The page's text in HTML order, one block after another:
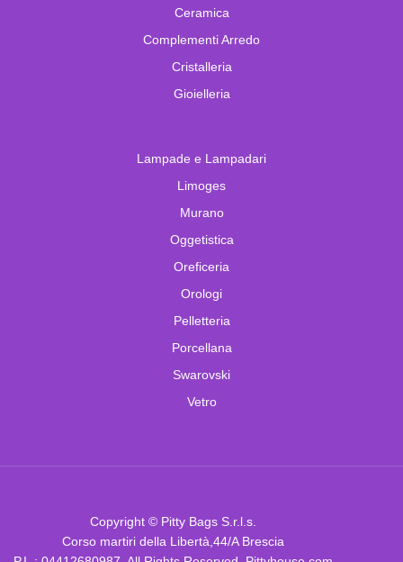
Ceramica
Complementi Arredo
Cristalleria
Gioielleria
Lampade e Lampadari
Limoges
Murano
Oggetistica
Oreficeria
Orologi
Pelletteria
Porcellana
Swarovski
Vetro
Copyright © Pitty Bags S.r.l.s.
Corso martiri della Libertà,44/A Brescia